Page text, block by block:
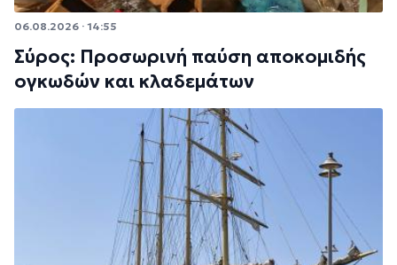
06.08.2026 · 14:55
Σύρος: Προσωρινή παύση αποκομιδής
ογκωδών και κλαδεμάτων